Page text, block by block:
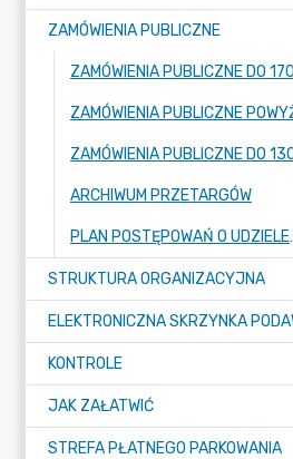
ZAMÓWIENIA PUBLICZNE
ARCHIWUM PRZETARGÓW
PLAN
STRUKTURA ORGANIZACYJNA
ELEKTRONICZNA SKRZYNKA
KONTROLE
JAK ZAŁATWIĆ
STREFA PŁATNEGO PARKOWANIA